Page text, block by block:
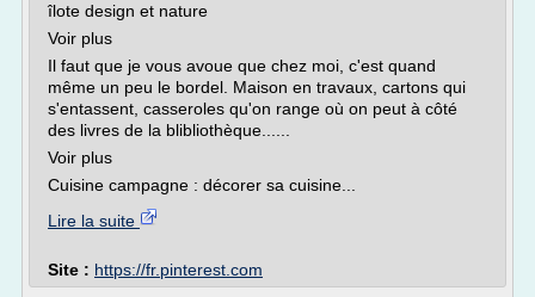
îlote design et nature
Voir plus
Il faut que je vous avoue que chez moi, c'est quand
même un peu le bordel. Maison en travaux, cartons qui
s'entassent, casseroles qu'on range où on peut à côté
des livres de la blibliothèque......
Voir plus
Cuisine campagne : décorer sa cuisine...
Lire la suite
Site : https://fr.pinterest.com